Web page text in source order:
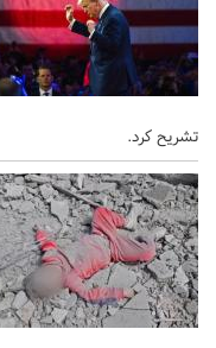
تشریح کرد.